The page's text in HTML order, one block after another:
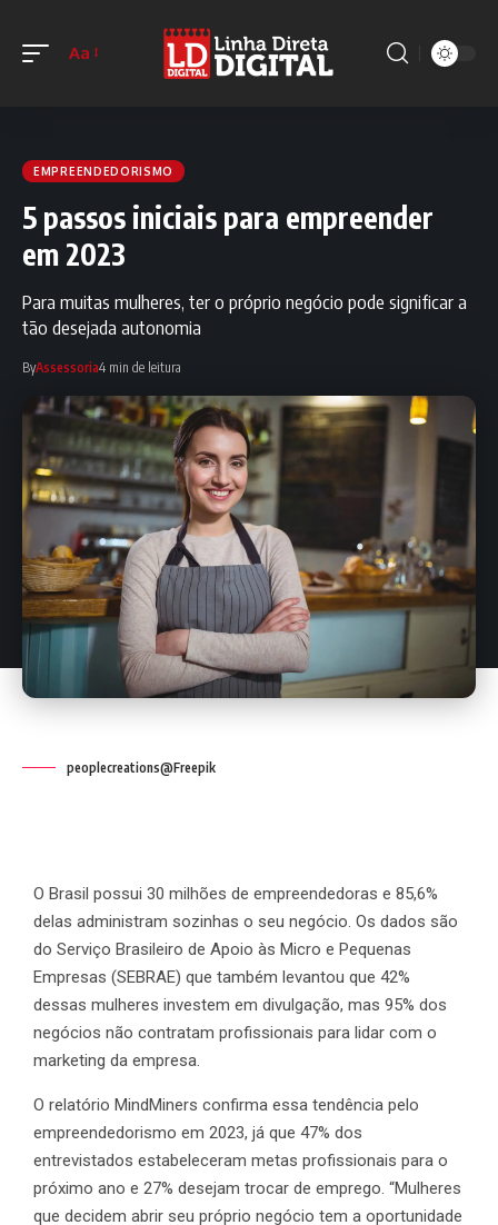
Aa
EMPREENDEDORISMO
5 passos iniciais para empreender
em 2023
Para muitas mulheres, ter o próprio negócio pode significar a
tão desejada autonomia
ByAssessoria4 min de leitura
peoplecreations@Freepik
O Brasil possui 30 milhões de empreendedoras e 85,6%
delas administram sozinhas o seu negócio. Os dados são
do Serviço Brasileiro de Apoio às Micro e Pequenas
Empresas (SEBRAE) que também levantou que 42%
dessas mulheres investem em divulgação, mas 95% dos
negócios não contratam profissionais para lidar com o
marketing da empresa.
O relatório MindMiners confirma essa tendência pelo
empreendedorismo em 2023, já que 47% dos
entrevistados estabeleceram metas profissionais para o
próximo ano e 27% desejam trocar de emprego. “Mulheres
que decidem abrir seu próprio negócio tem a oportunidade